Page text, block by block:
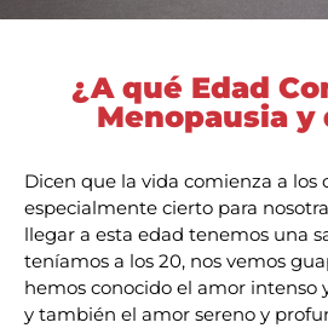
¿A qué Edad
Menopausia y
Dicen que la vida comienza a los
especialmente cierto para
llegar a esta edad tenemos una
teníamos a los 20, nos vemos
hemos conocido el amor intenso
y también el amor sereno y